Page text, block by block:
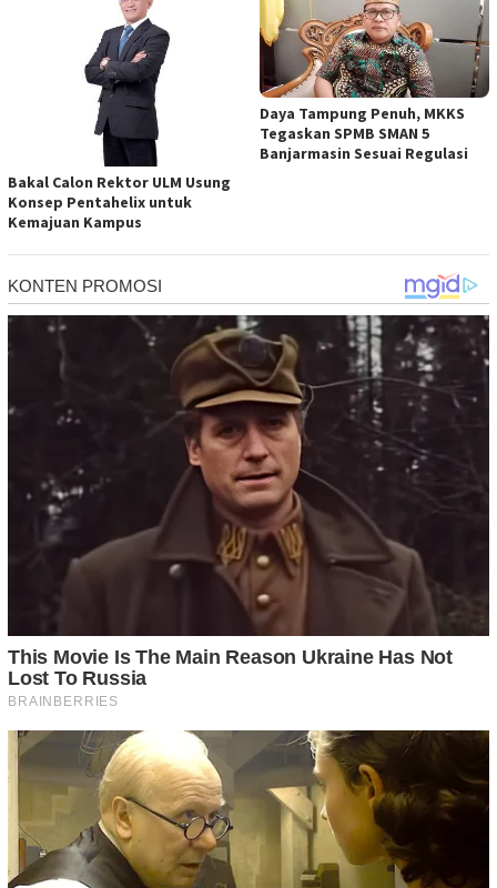
Bakal Calon Rektor ULM Usung
Konsep Pentahelix untuk
Kemajuan Kampus
Daya Tampung Penuh, MKKS
Tegaskan SPMB SMAN 5
Banjarmasin Sesuai Regulasi